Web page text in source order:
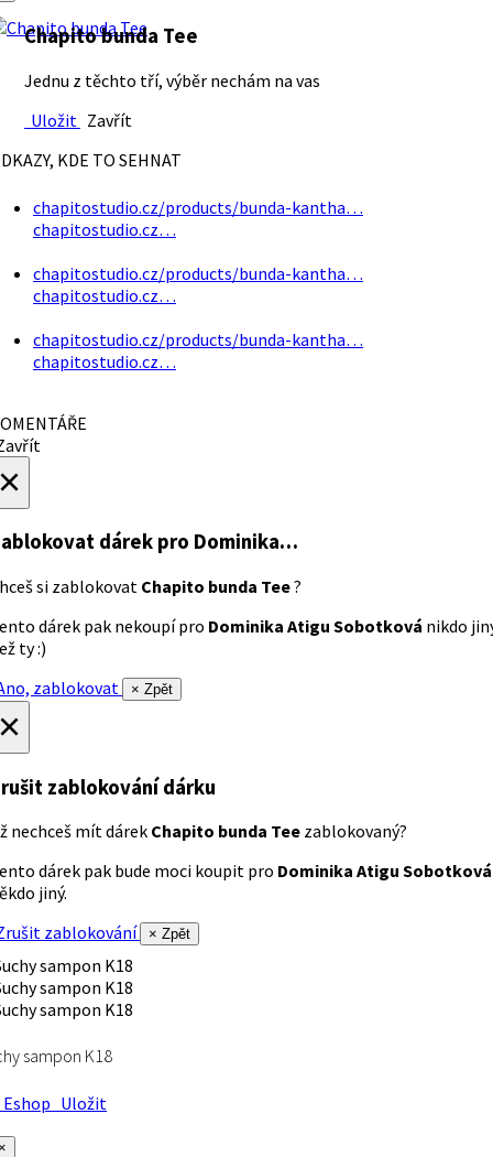
Chapito bunda Tee
Jednu z těchto tří, výběr nechám na vas
Uložit Zavřít
KDE TO SEHNAT
chapitostudio.cz/products/bunda-kantha…
chapitostudio.cz…
chapitostudio.cz/products/bunda-kantha…
chapitostudio.cz…
chapitostudio.cz/products/bunda-kantha…
chapitostudio.cz…
dárek pro Dominika…
si zablokovat Chapito bunda Tee?
dárek pak nekoupí pro Dominika Atigu Sobotková nikdo
ty :)
zablokovat
× Zpět
zablokování dárku
nechceš mít dárek Chapito bunda Tee zablokovaný?
dárek pak bude moci koupit pro Dominika Atigu Sobotková
jiný.
zablokování
× Zpět
sampon K18
Uložit